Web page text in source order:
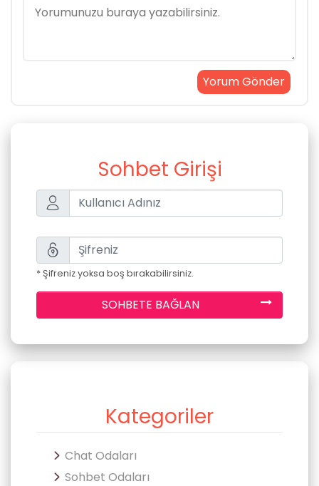
Sohbet Girişi
* Şifreniz yoksa boş bırakabilirsiniz.
SOHBETE BAĞLAN
Kategoriler
Chat Odaları
Sohbet Odaları